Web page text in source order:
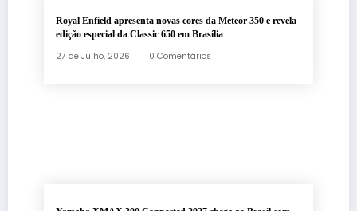
Royal Enfield apresenta novas cores da Meteor 350 e revela
edição especial da Classic 650 em Brasília
27 de Julho, 2026 0 Comentários